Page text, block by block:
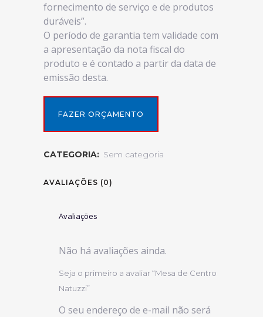
fornecimento de serviço e de produtos
duráveis”.
O período de garantia tem validade com
a apresentação da nota fiscal do
produto e é contado a partir da data de
emissão desta.
FAZER ORÇAMENTO
CATEGORIA: Sem categoria
AVALIAÇÕES (0)
Avaliações
Não há avaliações ainda.
Seja o primeiro a avaliar “Mesa de Centro
Natuzzi”
O seu endereço de e-mail não será